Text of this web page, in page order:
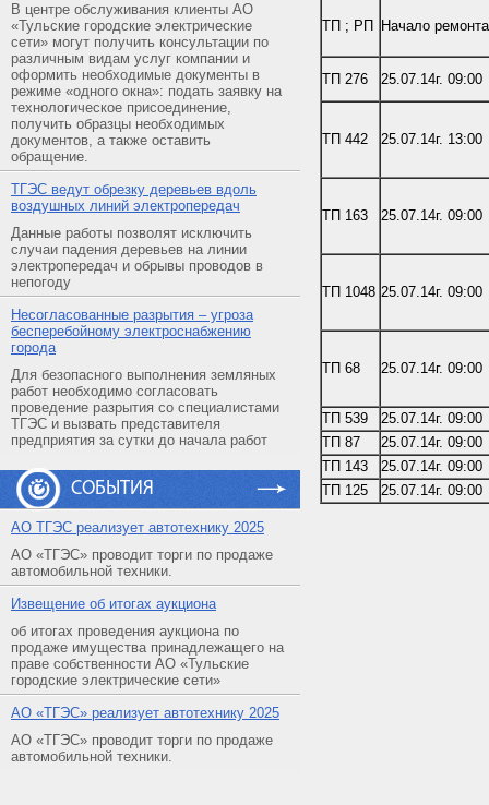
В центре обслуживания клиенты АО
«Тульские городские электрические
сети» могут получить консультации по
различным видам услуг компании и
оформить необходимые документы в
режиме «одного окна»: подать заявку на
технологическое присоединение,
получить образцы необходимых
документов, а также оставить
обращение.
ТГЭС ведут обрезку деревьев вдоль
воздушных линий электропередач
Данные работы позволят исключить
случаи падения деревьев на линии
электропередач и обрывы проводов в
непогоду
Несогласованные разрытия – угроза
бесперебойному электроснабжению
города
Для безопасного выполнения земляных
работ необходимо согласовать
проведение разрытия со специалистами
ТГЭС и вызвать представителя
предприятия за сутки до начала работ
СОБЫТИЯ
АO ТГЭС реализует автотехнику 2025
АО «ТГЭС» проводит торги по продаже
автомобильной техники.
Извещение об итогах аукциона
об итогах проведения аукциона по
продаже имущества принадлежащего на
праве собственности АО «Тульские
городские электрические сети»
АO «ТГЭС» реализует автотехнику 2025
АО «ТГЭС» проводит торги по продаже
автомобильной техники.
ТП ; РП Начало ремонта
ТП 276 25.07.14г. 09:00
ТП 442 25.07.14г. 13:00
ТП 163 25.07.14г. 09:00
ТП 1048 25.07.14г. 09:00
ТП 68 25.07.14г. 09:00
ТП 539
25.07.14г. 09:00
ТП 87
25.07.14г. 09:00
ТП 143
25.07.14г. 09:00
ТП 125
25.07.14г. 09:00